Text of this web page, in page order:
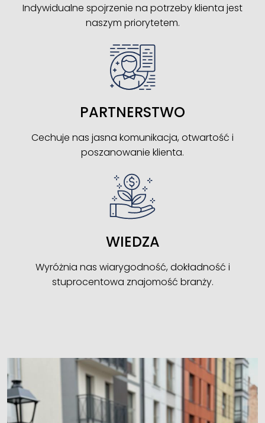
Indywidualne spojrzenie na potrzeby klienta jest
naszym priorytetem.
PARTNERSTWO
Cechuje nas jasna komunikacja, otwartość i
poszanowanie klienta.
WIEDZA
Wyróżnia nas wiarygodność, dokładność i
stuprocentowa znajomość branży.